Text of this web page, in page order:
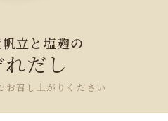
立と塩麹の
だし
お召し上がりください